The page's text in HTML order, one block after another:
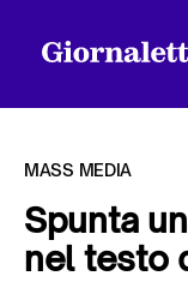
Tutti gli articoli
MASS MEDIA
Spunta
nel testo